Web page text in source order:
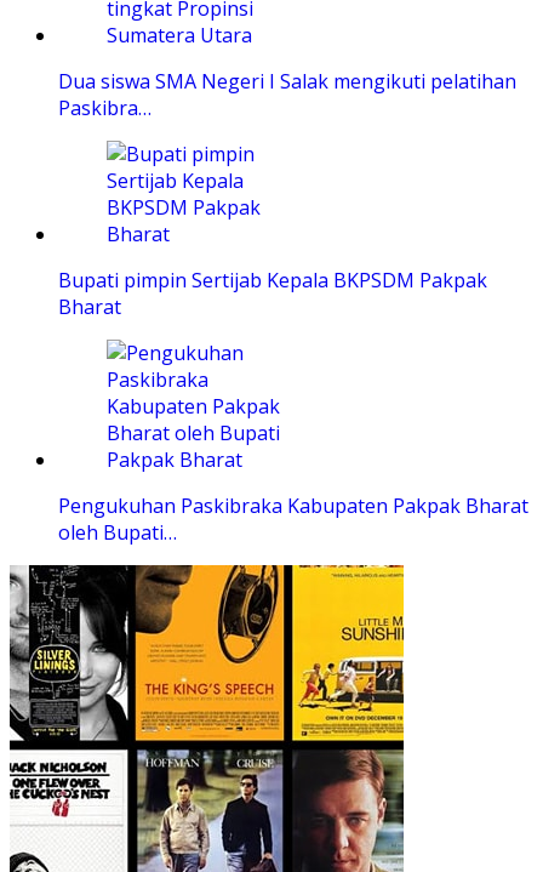
Dua siswa SMA Negeri I Salak mengikuti pelatihan
Paskibra…
Bupati pimpin Sertijab Kepala BKPSDM Pakpak
Bharat
Pengukuhan Paskibraka Kabupaten Pakpak Bharat
oleh Bupati…